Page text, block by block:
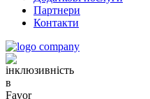
Партнери
Контакти